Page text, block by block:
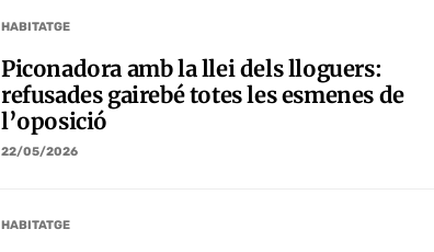
HABITATGE
Piconadora amb la llei dels lloguers:
refusades gairebé totes les esmenes de
l’oposició
22/05/2026
HABITATGE